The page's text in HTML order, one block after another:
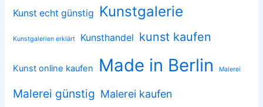
Kunst echt günstig Kunstgalerie
Kunstgalerien erklärt Kunsthandel kunst kaufen
Kunst online kaufen Made in Berlin Malerei
Malerei günstig Malerei kaufen